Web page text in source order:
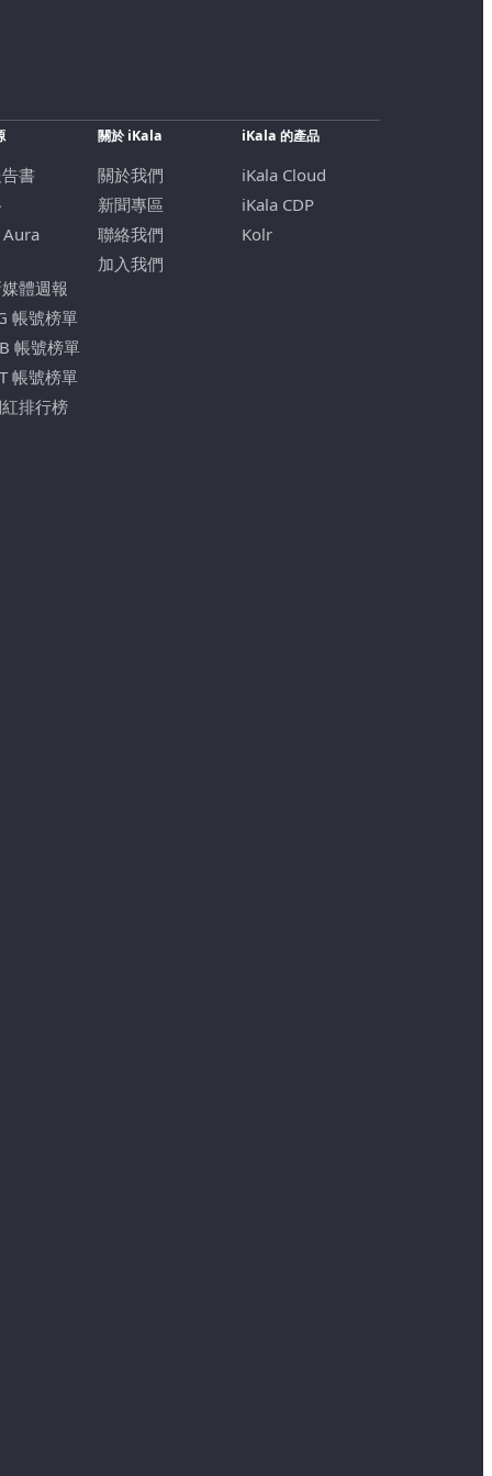
書
體週報
帳號榜單
帳號榜單
帳號榜單
排行榜
關於 iKala
關於我們
新聞專區
聯絡我們
加入我們
iKala 的產品
iKala Cloud
iKala CDP
Kolr